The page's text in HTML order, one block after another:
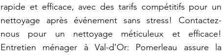
rapide et efficace, avec des tarifs compétitifs pour un
nettoyage après événement sans stress! Contactez-
nous pour un nettoyage méticuleux et efficace!
Entretien ménager à Val-d'Or: Pomerleau assure la